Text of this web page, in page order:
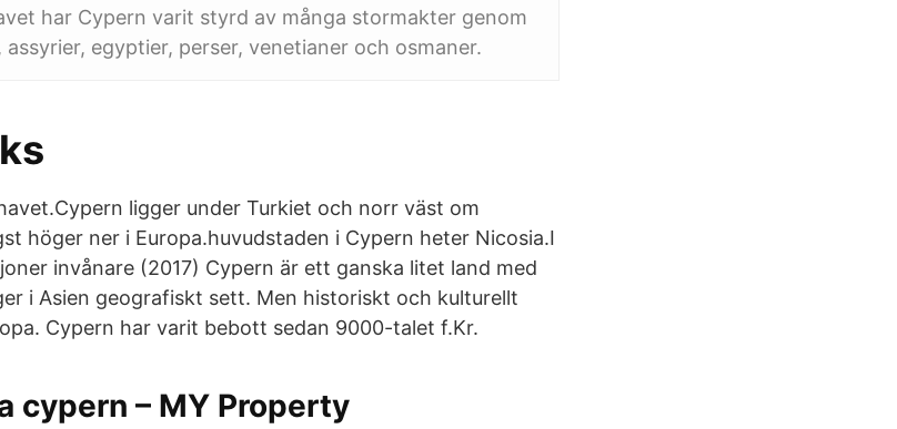
har Cypern varit styrd av många stormakter genom
egyptier, perser, venetianer och osmaner.
ligger under Turkiet och norr väst om
höger ner i Europa.huvudstaden i Cypern heter Nicosia.I
invånare (2017) Cypern är ett ganska litet land med
i Asien geografiskt sett. Men historiskt och kulturellt
Cypern har varit bebott sedan 9000-talet f.Kr.
cypern – MY Property